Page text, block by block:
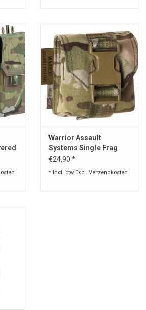
Warrior Assault
Systems Single Frag
Grenade Pouch Gen2
€24,90 *
* Incl. btw Excl. Verzendkosten